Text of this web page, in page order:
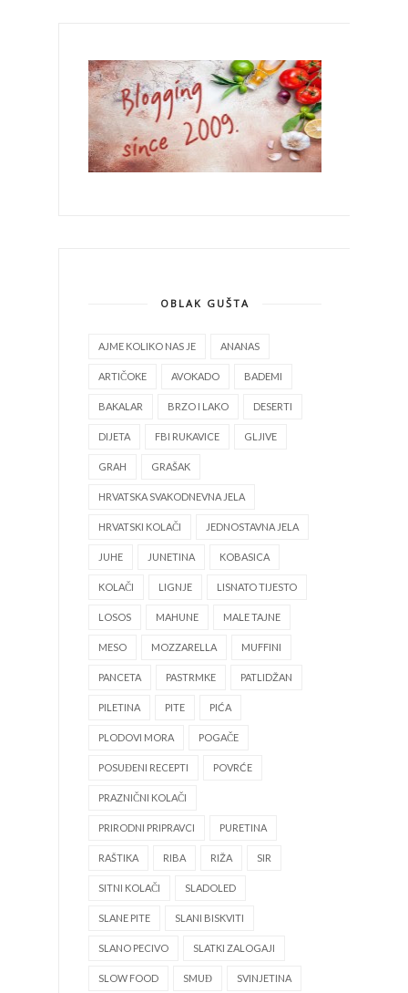
OBLAK GUŠTA
AJME KOLIKO NAS JE ANANAS
ARTIČOKE AVOKADO BADEMI
BAKALAR BRZO I LAKO DESERTI
DIJETA FBI RUKAVICE GLJIVE
GRAH GRAŠAK
HRVATSKA SVAKODNEVNA JELA
HRVATSKI KOLAČI JEDNOSTAVNA JELA
JUHE JUNETINA KOBASICA
KOLAČI LIGNJE LISNATO TIJESTO
LOSOS MAHUNE MALE TAJNE
MESO MOZZARELLA MUFFINI
PANCETA PASTRMKE PATLIDŽAN
PILETINA PITE PIĆA
PLODOVI MORA POGAČE
POSUĐENI RECEPTI POVRĆE
PRAZNIČNI KOLAČI
PRIRODNI PRIPRAVCI PURETINA
RAŠTIKA RIBA RIŽA SIR
SITNI KOLAČI SLADOLED
SLANE PITE SLANI BISKVITI
SLANO PECIVO SLATKI ZALOGAJI
SLOW FOOD SMUĐ SVINJETINA